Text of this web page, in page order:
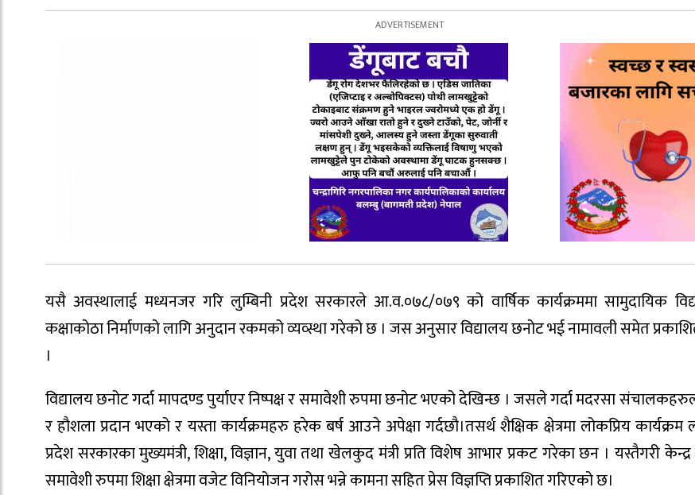
यसै अवस्थालाई मध्यनजर गरि लुम्बिनी प्रदेश सरकारले आ.व.०७८/०७९ को वार्षिक कार्यक्रममा सामुदायिक
कक्षाकोठा निर्माणको लागि अनुदान रकमको व्यव्स्था गरेको छ । जस अनुसार विद्यालय छनोट भई नामावली समेत
।
विद्यालय छनोट गर्दा मापदण्ड पुर्याएर निष्पक्ष र समावेशी रुपमा छनोट भएको देखिन्छ । जसले गर्दा मदरसा
र हौशला प्रदान भएको र यस्ता कार्यक्रमहरु हरेक बर्ष आउने अपेक्षा गर्दछौ।तसर्थ शैक्षिक क्षेत्रमा लोकप्रिय कार्यक्रम
प्रदेश सरकारका मुख्यमंत्री, शिक्षा, विज्ञान, युवा तथा खेलकुद मंत्री प्रति विशेष आभार प्रकट गरेका छन । यस्तैगरी
समावेशी रुपमा शिक्षा क्षेत्रमा वजेट विनियोजन गरोस भन्ने कामना सहित प्रेस विज्ञप्ति प्रकाशित गरिएको छ।